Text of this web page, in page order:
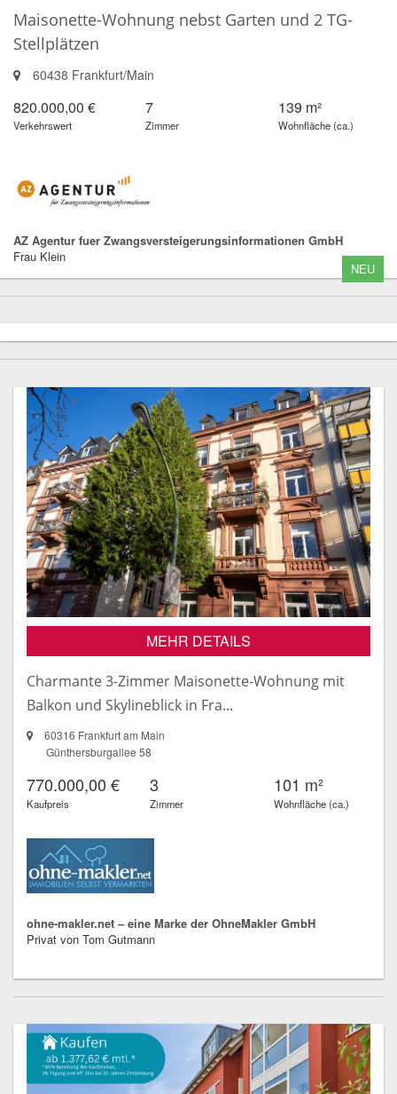
Maisonette-Wohnung nebst Garten und 2 TG-
Stellplätzen
60438 Frankfurt/Main
820.000,00 €
Verkehrswert
7
Zimmer
139 m²
Wohnfläche (ca.)
AZ Agentur fuer Zwangsversteigerungsinformationen GmbH
Frau Klein
NEU
MEHR DETAILS
Charmante 3-Zimmer Maisonette-Wohnung mit
Balkon und Skylineblick in Fra...
60316 Frankfurt am Main
Günthersburgallee 58
770.000,00 €
Kaufpreis
3
Zimmer
101 m²
Wohnfläche (ca.)
ohne-makler.net – eine Marke der OhneMakler GmbH
Privat von Tom Gutmann